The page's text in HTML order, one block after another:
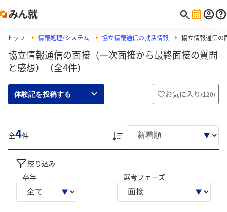
トップ 情報処理/システム 協立情報通信の就活情報 協立情報通信の
協立情報通信の面接（一次面接から最終面接の質問
と感想）（全4件）
体験記を投稿する お気に入り (120)
全4件
絞り込み
卒年
選考フェーズ